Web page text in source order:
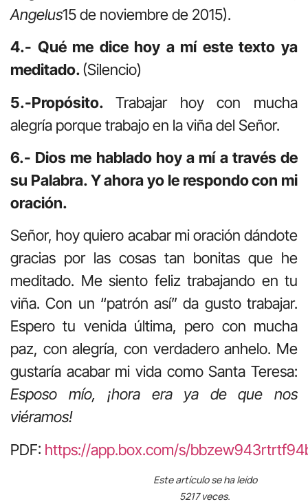
Angelus15 de noviembre de 2015).
4.- Qué me dice hoy a mí este texto ya
meditado.(Silencio)
5.-Propósito. Trabajar hoy con mucha
alegría porque trabajo en la viña del Señor.
6.- Dios me hablado hoy a mí a través de
su Palabra. Y ahora yo le respondo con mi
oración.
Señor, hoy quiero acabar mi oración dándote
gracias por las cosas tan bonitas que he
meditado. Me siento feliz trabajando en tu
viña. Con un “patrón así” da gusto trabajar.
Espero tu venida última, pero con mucha
paz, con alegría, con verdadero anhelo. Me
gustaría acabar mi vida como Santa Teresa:
Esposo mío, ¡hora era ya de que nos
viéramos!
PDF: https://app.box.com/s/
Este artículo se ha leído
5217 veces.